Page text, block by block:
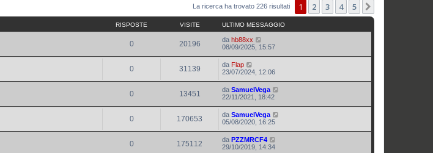
La ricerca ha trovato 226 risultati 1 2 3 4 5
RISPOSTE VISITE ULTIMO MESSAGGIO
0 20196 da hb88xx
08/09/2025, 15:57
0 31139 da Flap
23/07/2024, 12:06
0 13451 da SamuelVega
22/11/2021, 18:42
0 170653 da SamuelVega
05/08/2020, 16:25
0 175112 da PZZMRCF4
29/10/2019, 14:34